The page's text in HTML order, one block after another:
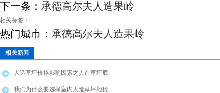
下一条： 承德高尔夫人造果岭
相关标签：
热门城市： 承德高尔夫人造果岭
相关新闻
人造草坪价格影响因素之人造草坪底
布
我们为什么要选择室内人造草坪地毯